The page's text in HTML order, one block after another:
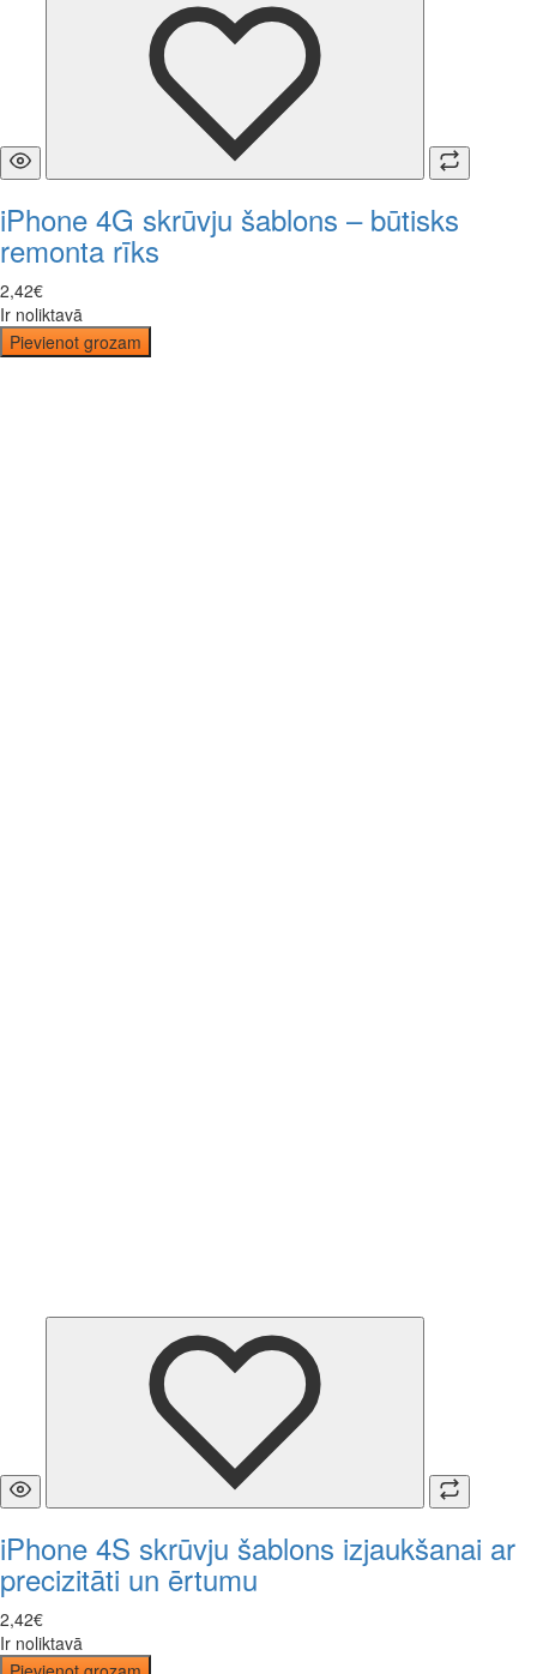
iPhone 4G skrūvju šablons – būtisks
remonta rīks
2,42€
Ir noliktavā
Pievienot grozam
iPhone 4S skrūvju šablons izjaukšanai ar
precizitāti un ērtumu
2,42€
Ir noliktavā